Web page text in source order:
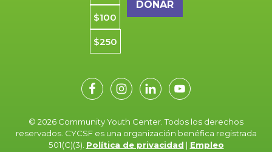
$100
$250
© 2026 Community Youth Center. Todos los derechos
reservados. CYCSF es una organización benéfica registrada
501(C)(3). Política de privacidad | Empleo